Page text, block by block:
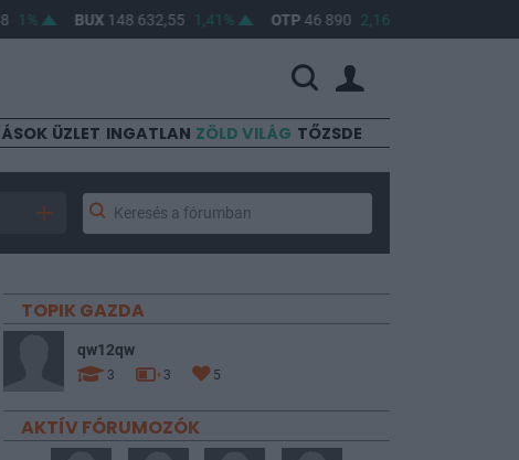
BUX148 632,55 1,41% OTP46 890 2,16%
ÜZLET INGATLAN ZÖLD VILÁG TŐZSDE
TOPIK GAZDA
qw12qw
3 3 5
AKTÍV FÓRUMOZÓK